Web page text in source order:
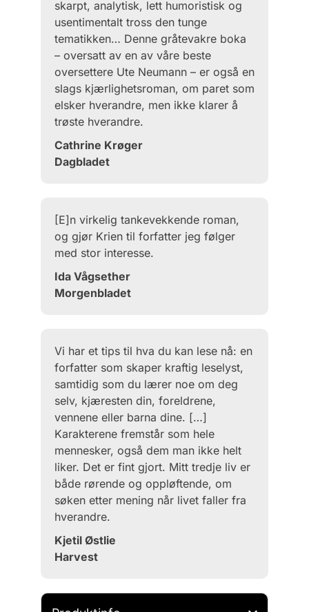
skarpt, analytisk, lett humoristisk og
usentimentalt tross den tunge
tematikken… Denne gråtevakre boka
– oversatt av en av våre beste
oversettere Ute Neumann – er også en
slags kjærlighetsroman, om paret som
elsker hverandre, men ikke klarer å
trøste hverandre.
Cathrine Krøger
Dagbladet
[E]n virkelig tankevekkende roman,
og gjør Krien til forfatter jeg følger
med stor interesse.
Ida Vågsether
Morgenbladet
Vi har et tips til hva du kan lese nå: en
forfatter som skaper kraftig leselyst,
samtidig som du lærer noe om deg
selv, kjæresten din, foreldrene,
vennene eller barna dine. […]
Karakterene fremstår som hele
mennesker, også dem man ikke helt
liker. Det er fint gjort. Mitt tredje liv er
både rørende og oppløftende, om
søken etter mening når livet faller fra
hverandre.
Kjetil Østlie
Harvest